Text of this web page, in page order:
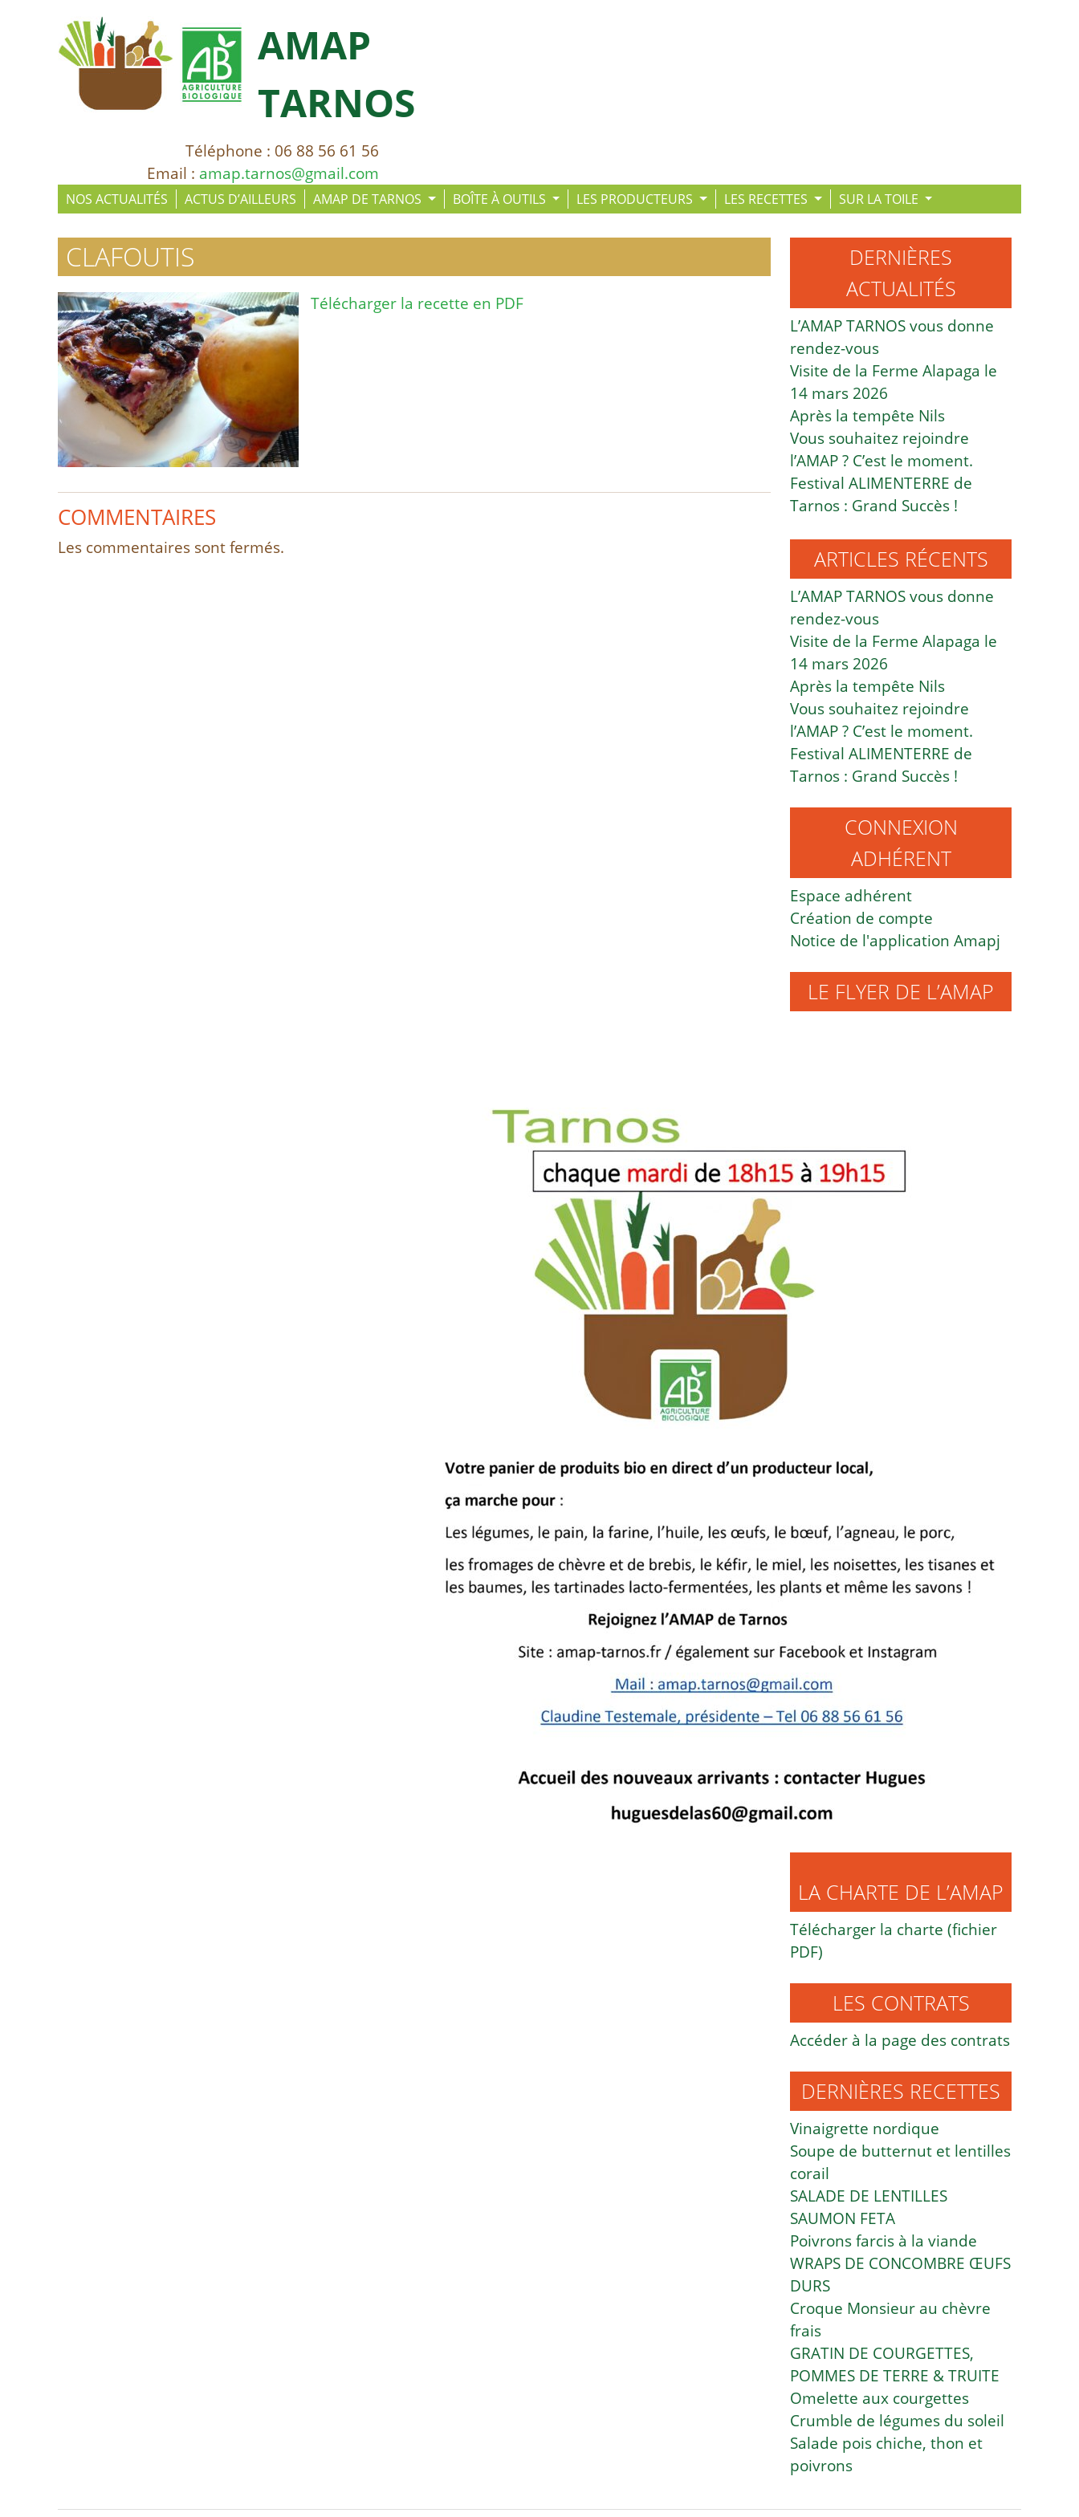
AMAP
TARNOS
Téléphone : 06 88 56 61 56
Email : amap.tarnos@gmail.com
NOS ACTUALITÉS ACTUS D’AILLEURS AMAP DE TARNOS BOÎTE À OUTILS LES PRODUCTEURS LES RECETTES SUR LA TOILE
CLAFOUTIS
Télécharger la recette en PDF
COMMENTAIRES
Les commentaires sont fermés.
DERNIÈRES
ACTUALITÉS
L’AMAP TARNOS vous donne
rendez-vous
Visite de la Ferme Alapaga le
14 mars 2026
Après la tempête Nils
Vous souhaitez rejoindre
l’AMAP ? C’est le moment.
Festival ALIMENTERRE de
Tarnos : Grand Succès !
ARTICLES RÉCENTS
L’AMAP TARNOS vous donne
rendez-vous
Visite de la Ferme Alapaga le
14 mars 2026
Après la tempête Nils
Vous souhaitez rejoindre
l’AMAP ? C’est le moment.
Festival ALIMENTERRE de
Tarnos : Grand Succès !
CONNEXION
ADHÉRENT
Espace adhérent
Création de compte
Notice de l'application Amapj
LE FLYER DE L’AMAP
LA CHARTE DE L’AMAP
Télécharger la charte (fichier
PDF)
LES CONTRATS
Accéder à la page des contrats
DERNIÈRES RECETTES
Vinaigrette nordique
Soupe de butternut et lentilles
corail
SALADE DE LENTILLES
SAUMON FETA
Poivrons farcis à la viande
WRAPS DE CONCOMBRE ŒUFS
DURS
Croque Monsieur au chèvre
frais
GRATIN DE COURGETTES,
POMMES DE TERRE & TRUITE
Omelette aux courgettes
Crumble de légumes du soleil
Salade pois chiche, thon et
poivrons